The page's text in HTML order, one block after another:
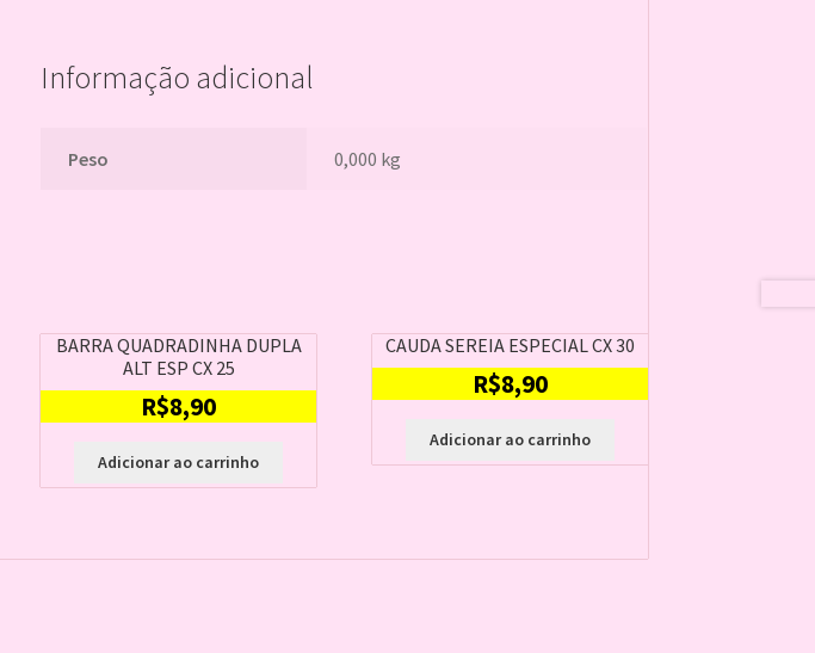
Informação adicional
Peso 0,000 kg
BARRA QUADRADINHA DUPLA
ALT ESP CX 25
R$8,90
Adicionar ao carrinho
CAUDA SEREIA ESPECIAL CX 30
R$8,90
Adicionar ao carrinho